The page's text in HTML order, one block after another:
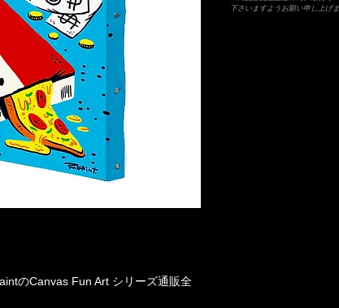
のCanvas Fun Art シリーズ通販全
下さいますようお願い申し上げ